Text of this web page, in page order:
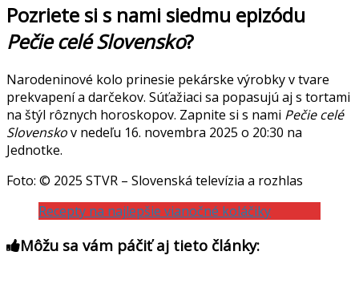
Pozriete si s nami siedmu epizódu
Pečie celé Slovensko?
Narodeninové kolo prinesie pekárske výrobky v tvare
prekvapení a darčekov. Súťažiaci sa popasujú aj s tortami
na štýl rôznych horoskopov. Zapnite si s nami Pečie celé
Slovenskov nedeľu 16. novembra 2025 o 20:30 na
Jednotke.
Foto: © 2025 STVR – Slovenská televízia a rozhlas
Recepty na najlepšie vianočné koláčiky
Môžu sa vám páčiť aj tieto články: